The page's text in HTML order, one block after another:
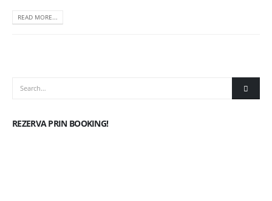
READ MORE...
REZERVA PRIN BOOKING!